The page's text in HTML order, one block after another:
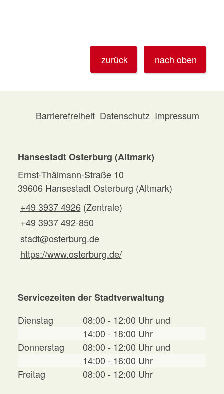
zurück nach oben
Barrierefreiheit Datenschutz Impressum
Hansestadt Osterburg (Altmark)
Ernst-Thälmann-Straße 10
39606 Hansestadt Osterburg (Altmark)
+49 3937 4926 (Zentrale)
+49 3937 492-850
stadt@osterburg.de
https://www.osterburg.de/
Servicezeiten der Stadtverwaltung
Dienstag
08:00 - 12:00 Uhr und
14:00 - 18:00 Uhr
Donnerstag
08:00 - 12:00 Uhr und
14:00 - 16:00 Uhr
Freitag
08:00 - 12:00 Uhr